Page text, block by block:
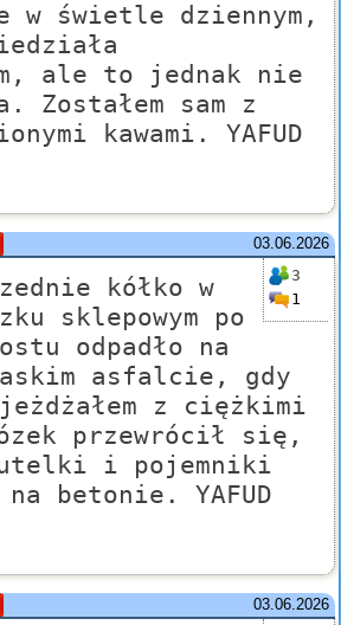
w świetle dziennym,
ale to jednak nie
Zostałem sam z
kawami. YAFUD
03.06.2026
3
1
kółko w
sklepowym po
odpadło na
asfalcie, gdy
z ciężkimi
przewrócił się,
i pojemniki
betonie. YAFUD
03.06.2026